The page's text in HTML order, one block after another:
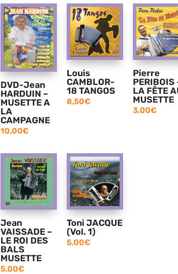
DVD-Jean
HARDUIN –
MUSETTE A
LA
CAMPAGNE
10,00€
Louis
CAMBLOR-
18 TANGOS
8,50€
Pierre
PERIBOIS
LA FÊTE
MUSETTE
3,00€
Jean
VAISSADE –
LE ROI DES
BALS
MUSETTE
5,00€
Toni JACQUE
(Vol. 1)
5,00€